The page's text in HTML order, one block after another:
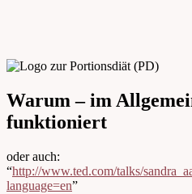
Warum – im
funktioniert
oder auch:
“http://www.ted.com/talks/
language=en”